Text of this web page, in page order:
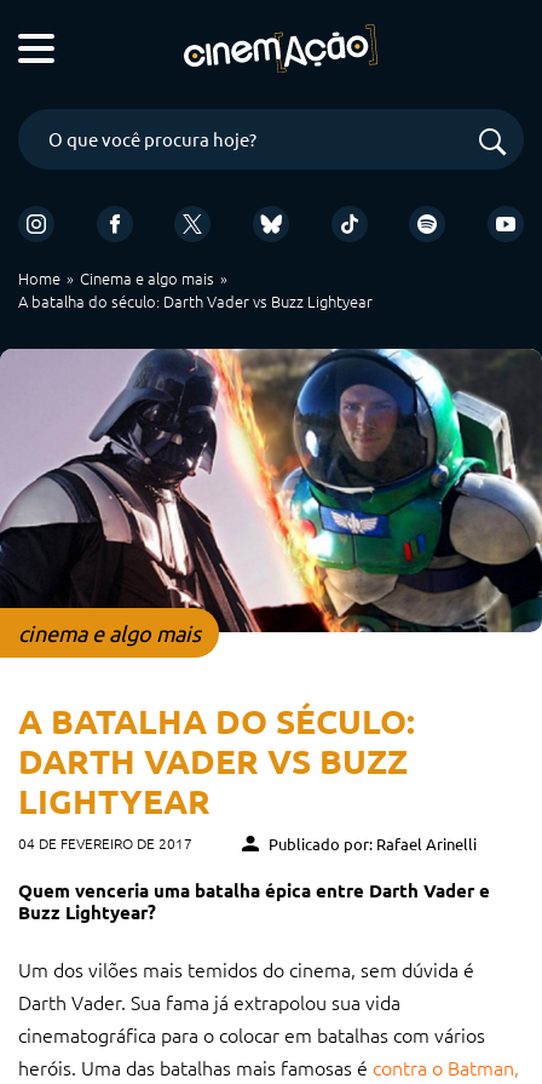
Home
Cinema e algo mais
A batalha do século: Darth Vader vs Buzz Lightyear
cinema e algo mais
A BATALHA DO SÉCULO:
DARTH VADER VS BUZZ
LIGHTYEAR
04 DE FEVEREIRO DE 2017 Publicado por: Rafael Arinelli
Quem venceria uma batalha épica entre Darth Vader e
Buzz Lightyear?
Um dos vilões mais temidos do cinema, sem dúvida é
Darth Vader. Sua fama já extrapolou sua vida
cinematográfica para o colocar em batalhas com vários
heróis. Uma das batalhas mais famosas é contra o Batman,